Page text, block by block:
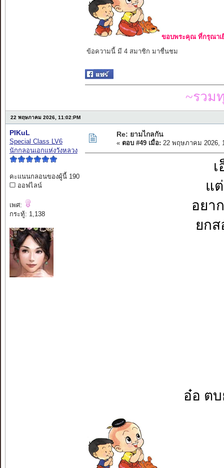
ขอบพระคุณ ที่กรุณาเ
ข้อความนี้ มี 4 สมาชิก มาชื่นชม
~รวม
22 พฤษภาคม 2026, 11:02:PM
PIKuL
Special Class LV6
นักกลอนเอกแห่งวังหลวง
คะแนนกลอนของผู้นี้ 190
ออฟไลน์
เพศ:
กระทู้: 1,138
Re: ยามไกลกัน
« ตอบ #49 เมื่อ: 22 พฤษภาคม 2026,
แ
อยา
ยกส
อ๋อ ตบ